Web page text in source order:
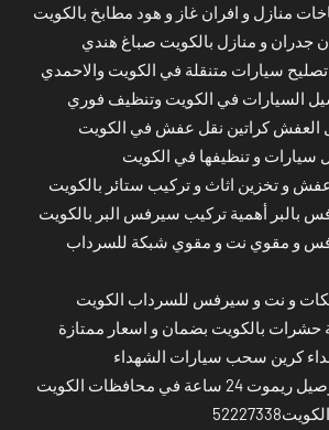
منازل و افران غاز و هود مطابخ بالكويت
جدران و منازل بالكويت صباغ هندي
سيارات متنقلة في الكويت والاحمدي
السيارات في الكويت وتنظيف فوري
كراتين نقل عفش في الكويت
و تنظيفها في الكويت
و تخزين اثاث و تركيب ستائر بالكويت
بالبر أهمية تركيب سيرفس البر بالكويت
و مقوي نت و مقوي شبكة للسرداب
و نت و سيرفس للسرداب الكويت
بالكويت بضمان و اسعار ممتازة
كرين سحب سيارات الشهداء
في محافظات الكويت